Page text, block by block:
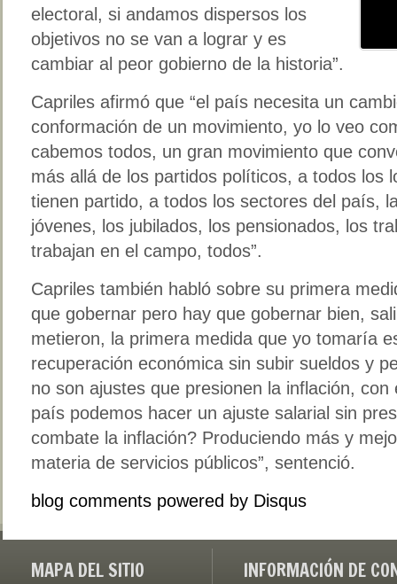
electoral, si andamos dispersos los
objetivos no se van a lograr y es
cambiar al peor gobierno de la historia”.
Capriles afirmó que “el país necesita un
conformación de un movimiento, yo lo veo
cabemos todos, un gran movimiento que
más allá de los partidos políticos, a todos los
tienen partido, a todos los sectores del país,
jóvenes, los jubilados, los pensionados, los
trabajan en el campo, todos”.
Capriles también habló sobre su primera
que gobernar pero hay que gobernar bien,
metieron, la primera medida que yo tomaría
recuperación económica sin subir sueldos y
no son ajustes que presionen la inflación,
país podemos hacer un ajuste salarial sin
combate la inflación? Produciendo más y
materia de servicios públicos”, sentenció.
blog comments powered by Disqus
MAPA DEL SITIO INFORMACIÓN DE